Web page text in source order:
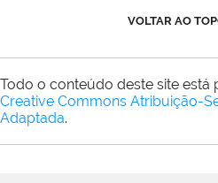
VOLTAR AO
Todo o conteúdo deste site está
Creative Commons Atribuição-
Adaptada.